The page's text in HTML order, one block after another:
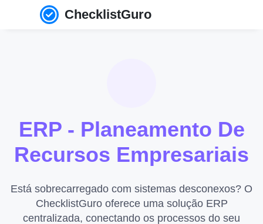
ChecklistGuro
ERP - Planeamento De
Recursos Empresariais
Está sobrecarregado com sistemas desconexos? O
ChecklistGuro oferece uma solução ERP
centralizada, conectando os processos do seu